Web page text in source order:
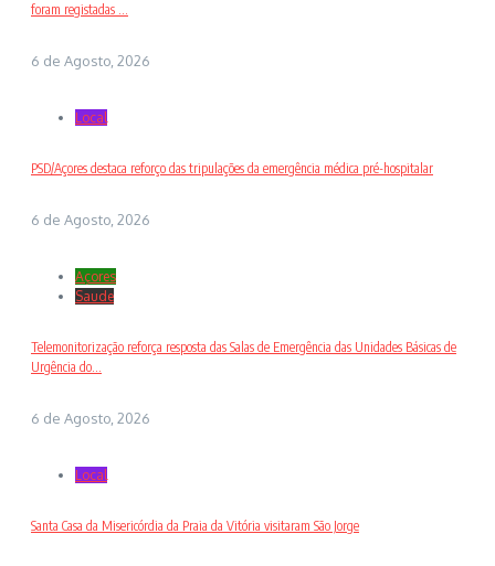
foram registadas ...
6 de Agosto, 2026
Local
PSD/Açores destaca reforço das tripulações da emergência médica pré-hospitalar
6 de Agosto, 2026
Açores
Saude
Telemonitorização reforça resposta das Salas de Emergência das Unidades Básicas de
Urgência do...
6 de Agosto, 2026
Local
Santa Casa da Misericórdia da Praia da Vitória visitaram São Jorge